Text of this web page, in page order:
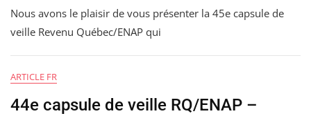
Nous avons le plaisir de vous présenter la 45e capsule de
veille Revenu Québec/ENAP qui
ARTICLE FR
44e capsule de veille RQ/ENAP –